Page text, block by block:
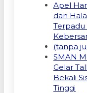
Apel
dan
(tanpa
SMAN
Gelar
Bekali
Tinggi